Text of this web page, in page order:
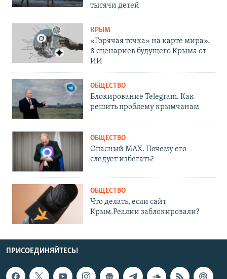
тысячи детей
КРЫМ
«Горячая точка» на карте мира».
8 сценариев будущего Крыма от
ИИ
ОБЩЕСТВО
Блокирование Telegram. Как
решить проблему крымчанам
ОБЩЕСТВО
Опасный MAX. Почему его
следует избегать?
ОБЩЕСТВО
Что делать, если сайт
Крым.Реалии заблокировали?
ПРИСОЕДИНЯЙТЕСЬ!